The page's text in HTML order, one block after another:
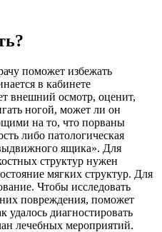
поможет избежать
в кабинете
внешний осмотр, оценит,
ногой, может ли он
на то, что порваны
либо патологическая
ящика». Для
структур нужен
мягких структур. Для
Чтобы исследовать
повреждения, поможет
диагностировать
лечебных мероприятий.